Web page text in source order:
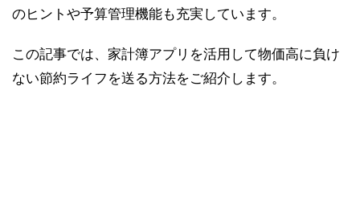
のヒントや予算管理機能も充実しています。
この記事では、家計簿アプリを活用して物価高に負け
ない節約ライフを送る方法をご紹介します。